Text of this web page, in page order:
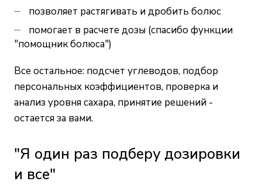
позволяет растягивать и дробить болюс
помогает в расчете дозы (спасибо функции
"помощник болюса")
Все остальное: подсчет углеводов, подбор
персональных коэффициентов, проверка и
анализ уровня сахара, принятие решений -
остается за вами.
"Я один раз подберу дозировки
и все"